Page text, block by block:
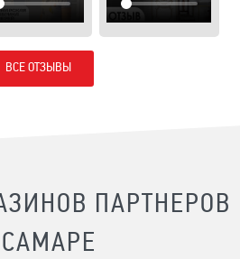
ВСЕ ОТЗЫВЫ
ПАРТНЕРОВ